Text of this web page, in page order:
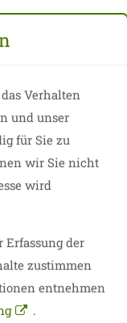
Verhalten
und unser
für Sie zu
wir Sie nicht
wird
Erfassung der
zustimmen
entnehmen
.